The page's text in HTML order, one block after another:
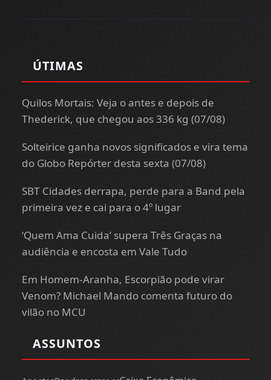
ÚTIMAS
Quilos Mortais: Veja o antes e depois de
Thederick, que chegou aos 336 kg (07/08)
Solteirice ganha novos significados e vira tema
do Globo Repórter desta sexta (07/08)
SBT Cidades derrapa, perde para a Band pela
primeira vez e cai para o 4º lugar
‘Quem Ama Cuida’ supera Três Graças na
audiência e encosta em Vale Tudo
Em Homem-Aranha, Escorpião pode virar
Venom? Michael Mando comenta futuro do
vilão no MCU
ASSUNTOS